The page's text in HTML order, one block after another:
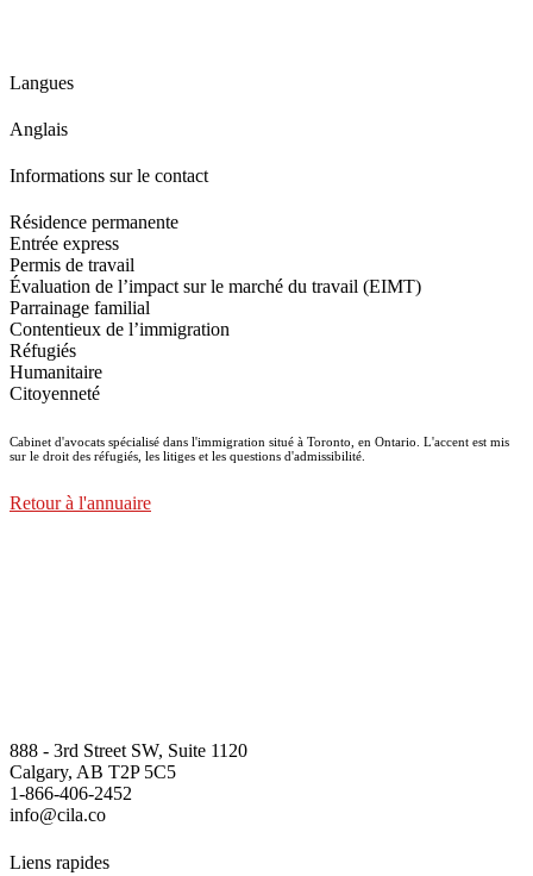
Langues
Anglais
Informations sur le contact
Résidence permanente
Entrée express
Permis de travail
Évaluation de l’impact sur le marché du travail (EIMT)
Parrainage familial
Contentieux de l’immigration
Réfugiés
Humanitaire
Citoyenneté
Cabinet d'avocats spécialisé dans l'immigration situé à Toronto, en Ontario. L'accent est mis
sur le droit des réfugiés, les litiges et les questions d'admissibilité.
Retour à l'annuaire
888 - 3rd Street SW, Suite 1120
Calgary, AB T2P 5C5
1-866-406-2452
info@cila.co
Liens rapides